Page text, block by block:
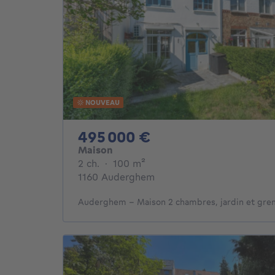
NOUVEAU
495 000 €
Maison
2 ch. 2 chambres
· 100 m²
1160 Auderghem
Auderghem – Maison 2 chambres, jardin et